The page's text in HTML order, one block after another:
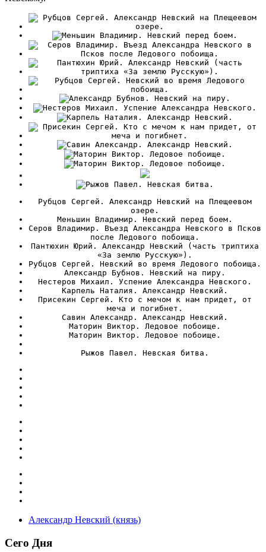
Рубцов Сергей. Александр Невский на Плещеевом
озере.
Меньшин Владимир. Невский перед боем.
Серов Владимир. Въезд Александра Невского в Псков
после Ледового побоища.
Пантюхин Юрий. Александр Невский (часть триптиха
«За землю Русскую»).
Рубцов Сергей. Невский во время Ледового побоища.
Александр Бубнов. Невский на пиру.
Нестеров Михаил. Успение Александра Невского.
Карпель Наталия. Александр Невский.
Присекин Сергей. Кто с мечом к нам придет, от
меча и погибнет.
Савин Александр. Александр Невский.
Маторин Виктор. Ледовое побоище.
Маторин Виктор. Ледовое побоище.
Рыжов Павел. Невская битва.
Александр Невский (князь)
Сего Дня